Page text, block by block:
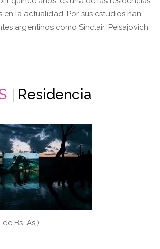
en la actualidad. Por sus estudios han
argentinos como Sinclair, Peisajovich,
Residencia
Bs. As.)